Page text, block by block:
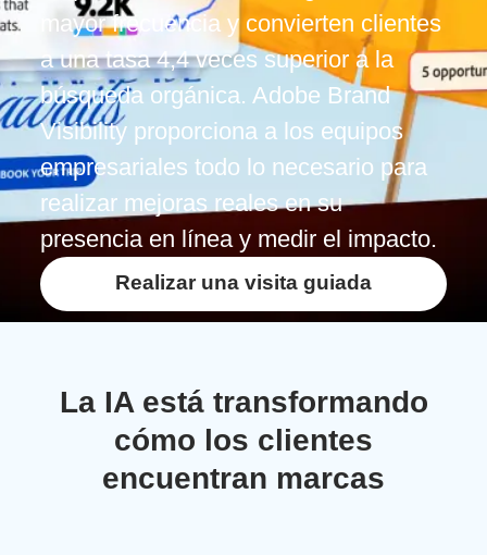
mayor frecuencia y convierten clientes
a una tasa 4,4 veces superior a la
búsqueda orgánica. Adobe Brand
Visibility proporciona a los equipos
empresariales todo lo necesario para
realizar mejoras reales en su
presencia en línea y medir el impacto.
Realizar una visita guiada
La IA está transformando
cómo los clientes
encuentran marcas